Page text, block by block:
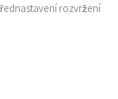
rozvržení